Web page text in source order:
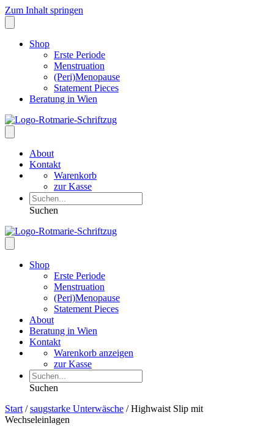
Zum Inhalt springen
Shop
Erste Periode
Menstruation
(Peri)Menopause
Statement Pieces
Beratung in Wien
About
Kontakt
Warenkorb
zur Kasse
Suchen
Shop
Erste Periode
Menstruation
(Peri)Menopause
Statement Pieces
About
Beratung in Wien
Kontakt
Warenkorb anzeigen
zur Kasse
Suchen
Start /saugstarke Unterwäsche / Highwaist Slip mit
Wechseleinlagen